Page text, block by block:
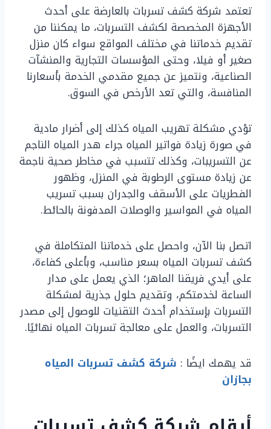
تعتمد شركة كشف تسربات بالعارضة على أحدث
الأجهزة المخصصة لكشف التسربات، ما يمكننا من
تقديم خدماتنا في مختلف المواقع سواء كان منزل
صغير أو فيلا، وحتى المؤسسات التجارية والمنشآت
الصناعية، ونتميز عن جميع مقدمي الخدمة بأسعارنا
المنافسة، والتي تعد الأرخص في السوق.
تؤدي مشكلة تهريب المياه كذلك إلى أضرار مادية
في صورة زيادة فواتير المياه جراء هدر المياه الناجم
عن التسريبات، وكذلك تتسبب في مخاطر صحية ناجمة
عن زيادة مستوى الرطوبة في المنزل، وظهور
الفطريات على الأسقف والجدران بسبب تسريب
المياه في المواسير والوصلات المدفونة بالحائط.
اتصل بنا الآن، واحصل على خدماتنا المتكاملة في
كشف تسربات المياه بسعر مناسب، وبأعلى كفاءة،
على أيدي فريقنا الماهر؛ الذي يعمل على مدار
الساعة لخدمتكم، وتقديم حلول جذرية لمشكلة
التسربات بإستخدام أحدث التقنيات للوصول إلى مصدر
التسربات، والعمل على معالجة تسربات المياه نهائيًا.
قد يهمك ايضًا : شركة كشف تسربات المياه
بجازان